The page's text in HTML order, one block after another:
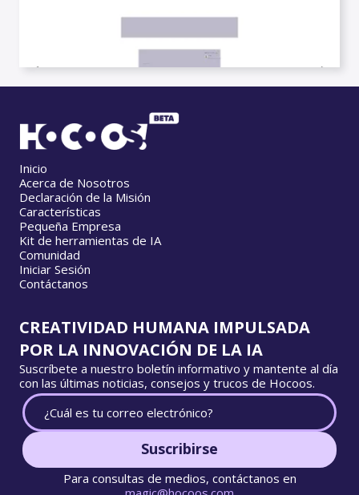
Inicio
Acerca de Nosotros
Declaración de la Misión
Características
Pequeña Empresa
Kit de herramientas de IA
Comunidad
Iniciar Sesión
Contáctanos
CREATIVIDAD HUMANA IMPULSADA
POR LA INNOVACIÓN DE LA IA
Suscríbete a nuestro boletín informativo y mantente al día
con las últimas noticias, consejos y trucos de Hocoos.
Suscribirse
Para consultas de medios, contáctanos en